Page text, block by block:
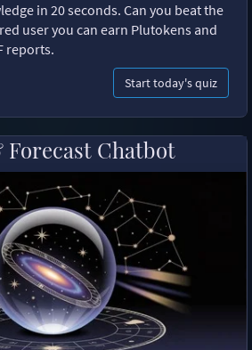
in 20 seconds. Can you beat the
user you can earn Plutokens and
reports.
Start today's quiz
Chatbot